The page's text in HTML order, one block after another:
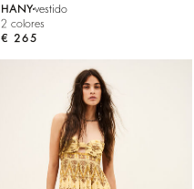
HANYvestido
2 colores
€ 265